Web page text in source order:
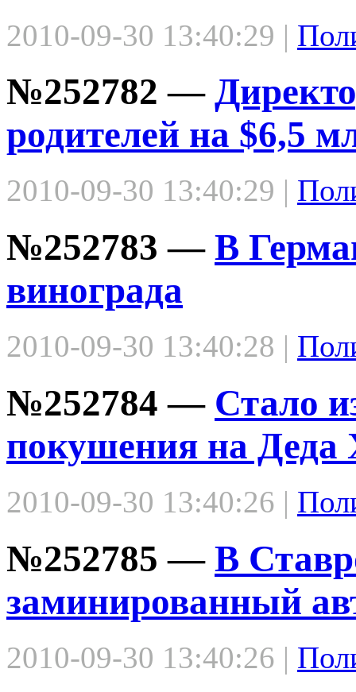
2010-09-30 13:40:29 |
№252782 —
родителей на $6,5
2010-09-30 13:40:29 |
№252783 — В
винограда
2010-09-30 13:40:28 |
№252784 — Стало
покушения на Деда
2010-09-30 13:40:26 |
№252785 — В
заминированный
2010-09-30 13:40:26 |